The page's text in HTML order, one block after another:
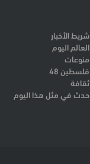
شريط الأخبار
العالم اليوم
منوعات
فلسطين 48
ثقافة
حدث في مثل هذا اليوم